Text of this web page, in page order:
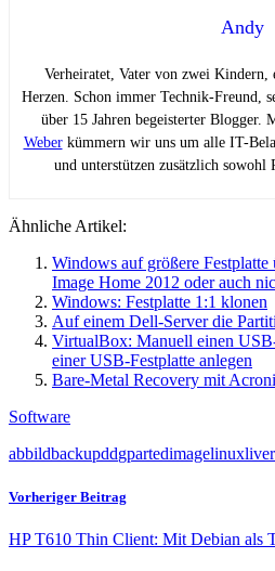
Andy
Verheiratet, Vater von zwei Kindern,
Herzen. Schon immer Technik-Freund,
über 15 Jahren begeisterter Blogger.
Weberkümmern wir uns um alle IT-
und unterstützen zusätzlich sowohl
Ähnliche Artikel:
Windows auf größere
Image Home 2012 oder auch
Windows: Festplatte 1:1 klonen
Auf einem Dell-Server die
VirtualBox: Manuell einen
einer USB-Festplatte anlegen
Bare-Metal Recovery mit
Software
abbildbackupddgpartedimagelinuxlive
Vorheriger Beitrag
HP T610 Thin Client: Mit Debian als